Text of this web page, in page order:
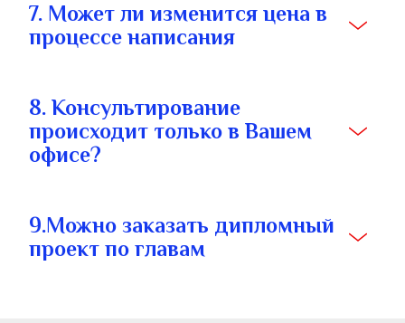
7. Может ли изменится цена в
процессе написания
8. Консультирование
происходит только в Вашем
офисе?
9.Можно заказать дипломный
проект по главам